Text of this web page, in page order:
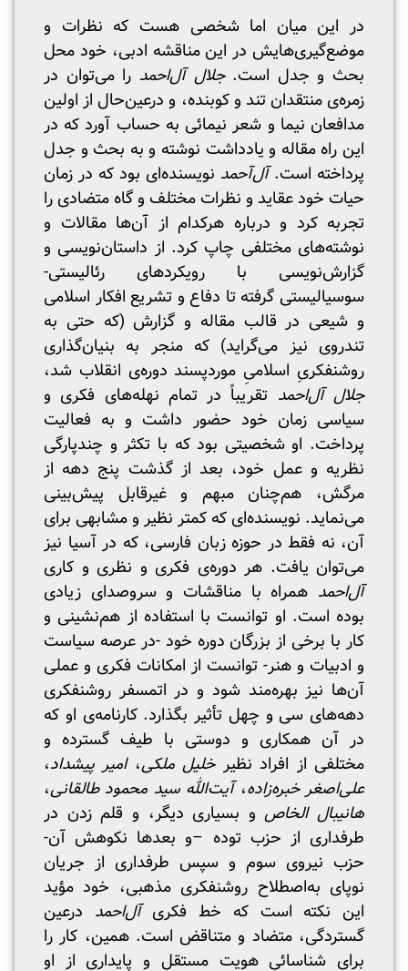
در این میان اما شخصی هست که نظرات و
موضع‌گیری‌هایش در این مناقشه ادبی، خود محل
بحث و جدل است.جلال آل‌احمد را می‌توان در
زمره‌ی منتقدان تند و کوبنده، و درعین‌حال از اولین
مدافعان نیما و شعر نیمائی به حساب آورد که در
این راه مقاله‌ و یادداشت نوشته‌ و به بحث و جدل
پرداخته‌ است.آل‌آحمد نویسنده‌ای بود که در زمان
حیات خود عقاید و نظرات مختلف و گاه متضادی را
تجربه کرد و درباره هرکدام از آن‌ها مقالات و
نوشته‌های مختلفی چاپ کرد. از داستان‌نویسی و
گزارش‌نویسی با رویکردهای رئالیستی-
سوسیالیستی گرفته تا دفاع و تشریع افکار اسلامی
و شیعی در قالب مقاله و گزارش (که حتی به
تندروی نیز می‌گراید) که منجر به بنیان‌گذاری
روشنفکریِ اسلامیِ موردپسند دوره‌ی انقلاب شد،
جلال آل‌احمد تقریباً در تمام نهله‌های فکری و
سیاسی زمان خود حضور داشت و به فعالیت
پرداخت. او شخصیتی بود که با تکثر و چندپارگی
نظریه و عمل خود، بعد از گذشت پنج دهه از
مرگش، هم‌چنان مبهم و غیرقابل پیش‌بینی
می‌نماید. نویسنده‌ای که کمتر نظیر و مشابهی برای
آن، نه فقط در حوزه زبان فارسی، که در آسیا نیز
می‌توان یافت. هر دوره‌ی فکری و نظری و کاری
آل‌احمد همراه با مناقشات و سروصدای زیادی
بوده است. او توانست با استفاده از هم‌نشینی و
کار با برخی از بزرگان دوره خود -در عرصه سیاست
و ادبیات و هنر- توانست از امکانات فکری و عملی
آن‌ها نیز بهره‌مند شود و در اتمسفر روشنفکری
دهه‌های سی و چهل تأثیر بگذارد. کارنامه‌ی او که
در آن همکاری و دوستی با طیف گسترده و
مختلفی از افراد نظیرخلیل ملکی،امیر پیشداد،
علی‌اصغر خبره‌زاده،آیت‌الله سید محمود طالقانی،
هانیبال الخاص و بسیاری دیگر، و قلم زدن در
طرفداری از حزب توده –و بعدها نکوهش آن-
حزب نیروی سوم و سپس طرفداری از جریان
نوپای به‌اصطلاح روشنفکری مذهبی، خود مؤید
این نکته است که خط فکریآل‌احمد درعین
گستردگی، متضاد و متناقض است. همین، کار را
برای شناسائی هویت مستقل و پایداری از او